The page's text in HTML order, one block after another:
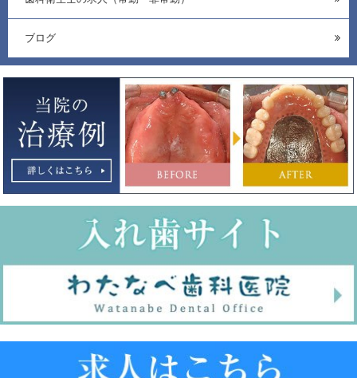
ブログ